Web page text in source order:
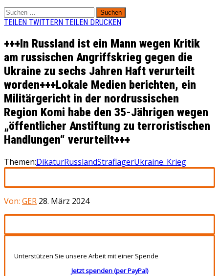
Suchen
nach:
TEILEN TWITTERN TEILEN DRUCKEN
+++In Russland ist ein Mann wegen Kritik
am russischen Angriffskrieg gegen die
Ukraine zu sechs Jahren Haft verurteilt
worden+++Lokale Medien berichten, ein
Militärgericht in der nordrussischen
Region Komi habe den 35-Jährigen wegen
„öffentlicher Anstiftung zu terroristischen
Handlungen“ verurteilt+++
Themen:DikaturRusslandStraflagerUkraine. Krieg
Von: GER 28. März 2024
Unterstützen Sie unsere Arbeit mit einer Spende
Jetzt spenden (per PayPal)